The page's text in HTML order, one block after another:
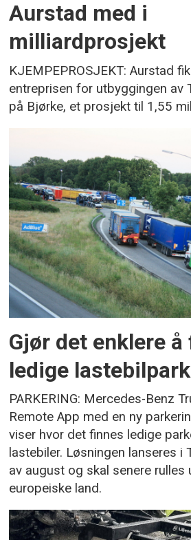
Aurstad med i
milliardprosjekt
KJEMPEPROSJEKT: Aurstad
entreprisen for utbyggingen av
på Bjørke, et prosjekt til 1,55
Gjør det enklere å
ledige
PARKERING: Mercedes-Benz
Remote App med en ny
viser hvor det finnes ledige
lastebiler. Løsningen lanseres i
av august og skal senere rulles
europeiske land.